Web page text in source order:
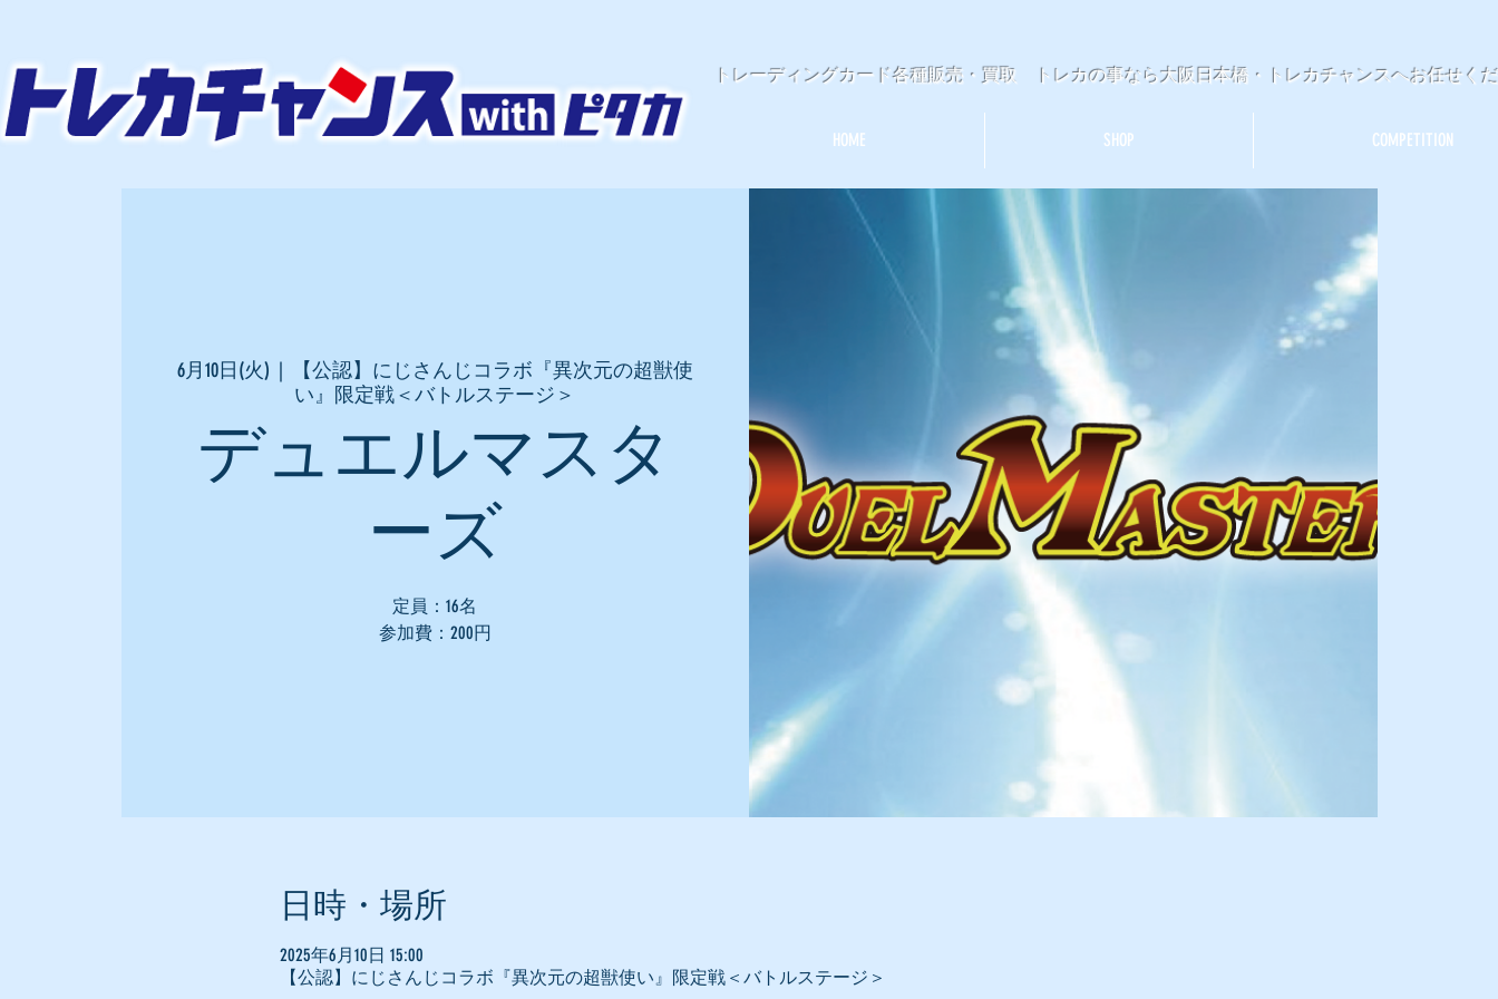
トレーディングカード各種販売・買取 トレカの事なら大阪日本橋・トレカチャンスへお任せく
HOME SHOP COMPETITION
6月10日(火)
  |
【公認】にじさんじコラボ『異次元の超獣使
い』限定戦＜バトルステージ＞
デュエルマスタ
ーズ
定員：16名
参加費：200円
日時・場所
2025年6月10日 15:00
【公認】にじさんじコラボ『異次元の超獣使い』限定戦＜バトルステージ＞